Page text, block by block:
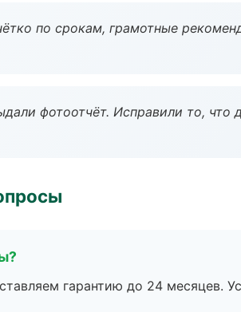
по срокам, грамотные
фотоотчёт. Исправили то, что
гарантию до 24 месяцев.